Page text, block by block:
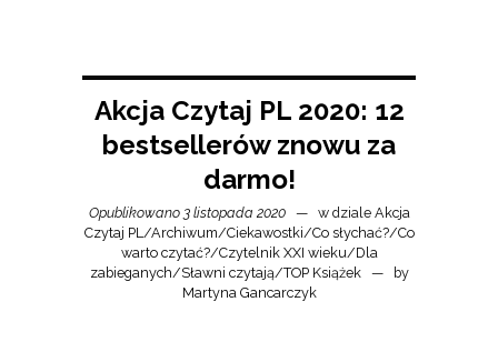
Akcja Czytaj PL 2020: 12
bestsellerów znowu za
darmo!
Opublikowano 3 listopada 2020 w dziale Akcja
Czytaj PL /Archiwum/Ciekawostki/Co słychać?/Co
warto czytać?/Czytelnik XXI wieku/Dla
zabieganych/Sławni czytają/TOP Książek
by
Martyna Gancarczyk